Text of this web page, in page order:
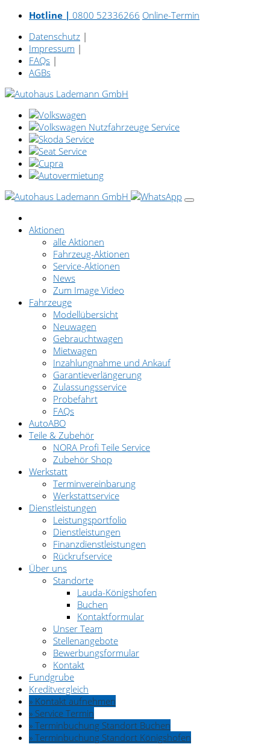
Hotline | 0800 52336266 Online-Termin
Datenschutz |
Impressum |
FAQs |
AGBs
Aktionen
alle Aktionen
Fahrzeug-Aktionen
Service-Aktionen
News
Zum Image Video
Fahrzeuge
Modellübersicht
Neuwagen
Gebrauchtwagen
Mietwagen
Inzahlungnahme und Ankauf
Garantieverlängerung
Zulassungsservice
Probefahrt
FAQs
AutoABO
Teile & Zubehör
NORA Profi Teile Service
Zubehör Shop
Werkstatt
Terminvereinbarung
Werkstattservice
Dienstleistungen
Leistungsportfolio
Dienstleistungen
Finanzdienstleistungen
Rückrufservice
Über uns
Standorte
Lauda-Königshofen
Buchen
Kontaktformular
Unser Team
Stellenangebote
Bewerbungsformular
Kontakt
Fundgrube
Kreditvergleich
» Kontakt aufnehmen
» Service Termin
» Terminbuchung Standort Buchen
» Terminbuchung Standort Königshofen